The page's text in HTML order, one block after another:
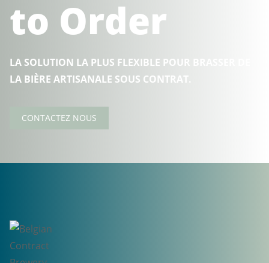
to Order
LA SOLUTION LA PLUS FLEXIBLE POUR BRASSER DE
LA BIÈRE ARTISANALE SOUS CONTRAT.
CONTACTEZ NOUS